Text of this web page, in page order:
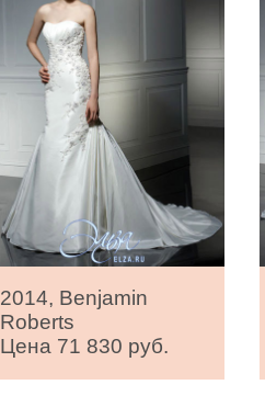
2014, Benjamin
Roberts
Цена 71 830 руб.